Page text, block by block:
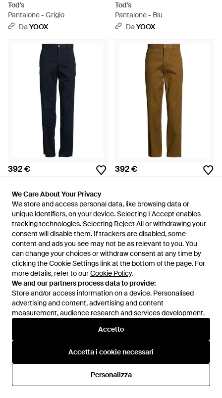
We Care About Your Privacy
We store and access personal data, like browsing data or
unique identifiers, on your device. Selecting I Accept enables
tracking technologies. Selecting Reject All or withdrawing your
consent will disable them. If trackers are disabled, some
content and ads you see may not be as relevant to you. You
can change your choices or withdraw consent at any time by
clicking the Cookie Settings link at the bottom of the page. For
more details, refer to ourCookie Policy.
We and our partners process data to provide:
Store and/or access information on a device. Personalised
advertising and content, advertising and content
measurement, audience research and services development.
Accetto
Accetta i cookie necessari
Personalizza
We Care About Your Privacy
We store and access personal data, like browsing data or
unique identifiers, on your device. Selecting I Accept enables
tracking technologies. Selecting Reject All or withdrawing your
consent will disable them. If trackers are disabled, some
content and ads you see may not be as relevant to you. You
can change your choices or withdraw consent at any time by
clicking the Cookie Settings link at the bottom of the page. For
more details, refer to ourCookie Policy.
We and our partners process data to provide:
Store and/or access information on a device. Personalised
advertising and content, advertising and content
measurement, audience research and services development.
Accetto
Accetta i cookie necessari
Personalizza
Tod's
Pantalone - Grigio
DaYOOX
Tod's
Pantalone - Blu
DaYOOX
392 €
Tod's
Pantalone - Blu
Da YOOX
392 €
Tod's
Da YOOX
1.431 €
Cappotto - Nero
Tod's
Giacca & Giubbotto - Nero
Da